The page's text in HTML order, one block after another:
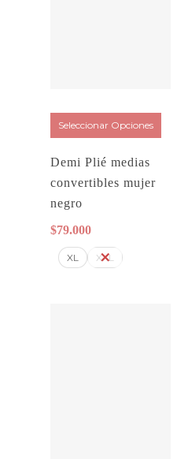
Seleccionar Opciones
Demi Plié medias
convertibles mujer
negro
$79.000
XL XXL